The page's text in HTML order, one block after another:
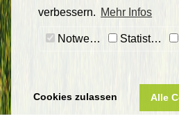
verbessern. Mehr Infos
Notwendig Statistiken
Cookies zulassen Alle